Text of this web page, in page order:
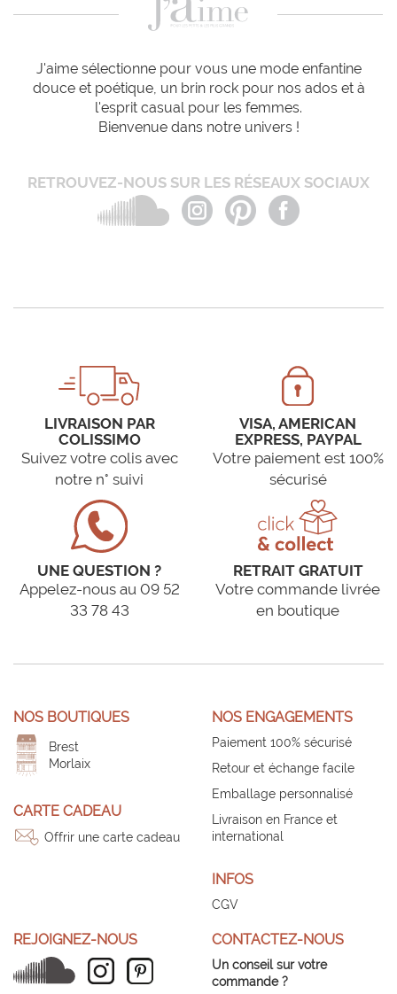
J'aime sélectionne pour vous une mode enfantine
douce et poétique, un brin rock pour nos ados et à
l'esprit casual pour les femmes.
Bienvenue dans notre univers !
RETROUVEZ-NOUS SUR LES RÉSEAUX SOCIAUX
LIVRAISON PAR
COLISSIMO
Suivez votre colis avec
notre n° suivi
VISA, AMERICAN
EXPRESS, PAYPAL
Votre paiement est 100%
sécurisé
UNE QUESTION ?
Appelez-nous au 09 52
33 78 43
RETRAIT GRATUIT
Votre commande livrée
en boutique
NOS BOUTIQUES
Brest
Morlaix
CARTE CADEAU
Offrir une carte cadeau
NOS ENGAGEMENTS
Paiement 100% sécurisé
Retour et échange facile
Emballage personnalisé
Livraison en France et
international
INFOS
CGV
REJOIGNEZ-NOUS CONTACTEZ-NOUS
Un conseil sur votre
commande ?